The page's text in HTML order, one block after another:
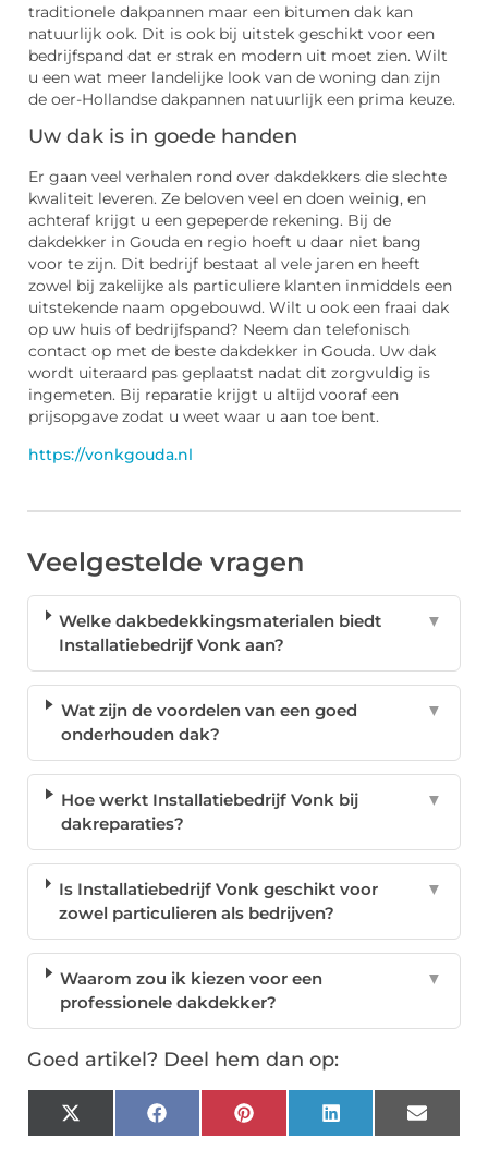
traditionele dakpannen maar een bitumen dak kan
natuurlijk ook. Dit is ook bij uitstek geschikt voor een
bedrijfspand dat er strak en modern uit moet zien. Wilt
u een wat meer landelijke look van de woning dan zijn
de oer-Hollandse dakpannen natuurlijk een prima keuze.
Uw dak is in goede handen
Er gaan veel verhalen rond over dakdekkers die slechte
kwaliteit leveren. Ze beloven veel en doen weinig, en
achteraf krijgt u een gepeperde rekening. Bij de
dakdekker in Gouda en regio hoeft u daar niet bang
voor te zijn. Dit bedrijf bestaat al vele jaren en heeft
zowel bij zakelijke als particuliere klanten inmiddels een
uitstekende naam opgebouwd. Wilt u ook een fraai dak
op uw huis of bedrijfspand? Neem dan telefonisch
contact op met de beste dakdekker in Gouda. Uw dak
wordt uiteraard pas geplaatst nadat dit zorgvuldig is
ingemeten. Bij reparatie krijgt u altijd vooraf een
prijsopgave zodat u weet waar u aan toe bent.
https://vonkgouda.nl
Veelgestelde vragen
Welke dakbedekkingsmaterialen biedt
Installatiebedrijf Vonk aan?
▼
Wat zijn de voordelen van een goed
onderhouden dak?
▼
Hoe werkt Installatiebedrijf Vonk bij
dakreparaties?
▼
Is Installatiebedrijf Vonk geschikt voor
zowel particulieren als bedrijven?
▼
Waarom zou ik kiezen voor een
professionele dakdekker?
▼
Goed artikel? Deel hem dan op:
X
(Twitter)
FacebookPinterest LinkedIn Email